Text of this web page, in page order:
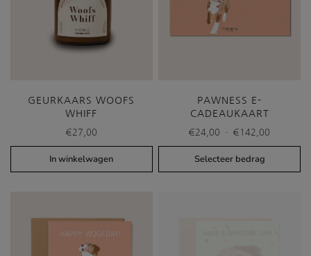
GEURKAARS WOOFS
WHIFF
€27,00
In winkelwagen
PAWNESS E-
CADEAUKAART
€24,00 - € 142,00
€24,00
Selecteer bedrag